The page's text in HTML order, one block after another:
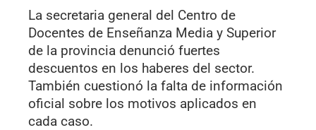
La secretaria general del Centro de
Docentes de Enseñanza Media y Superior
de la provincia denunció fuertes
descuentos en los haberes del sector.
También cuestionó la falta de información
oficial sobre los motivos aplicados en
cada caso.